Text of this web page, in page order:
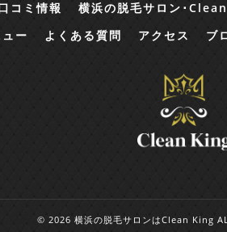
コミ情報 横浜の脱毛サロン･
ー よくある質問 アクセス ブ
© 2026 横浜の脱毛サロンはClean King